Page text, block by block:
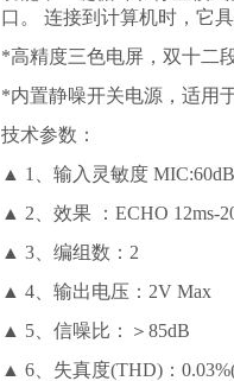
口。 连接到计算机时，它
*高精度三色电屏，双十二
*内置静噪开关电源，适用
技术参数：
▲ 1、输入灵敏度
▲ 2、效果 ：ECHO 12ms-
▲ 3、编组数：2
▲ 4、输出电压：2V Max
▲ 5、信噪比：＞85dB
▲ 6、失真度(THD)：